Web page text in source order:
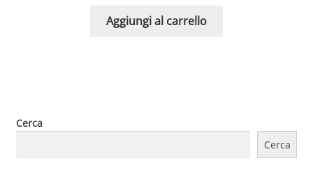
Aggiungi al carrello
Cerca
Cerca